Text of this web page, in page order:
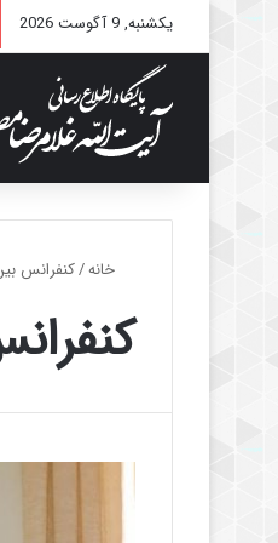
یکشنبه, 9 آگوست 2026
خانه/کنفرانس